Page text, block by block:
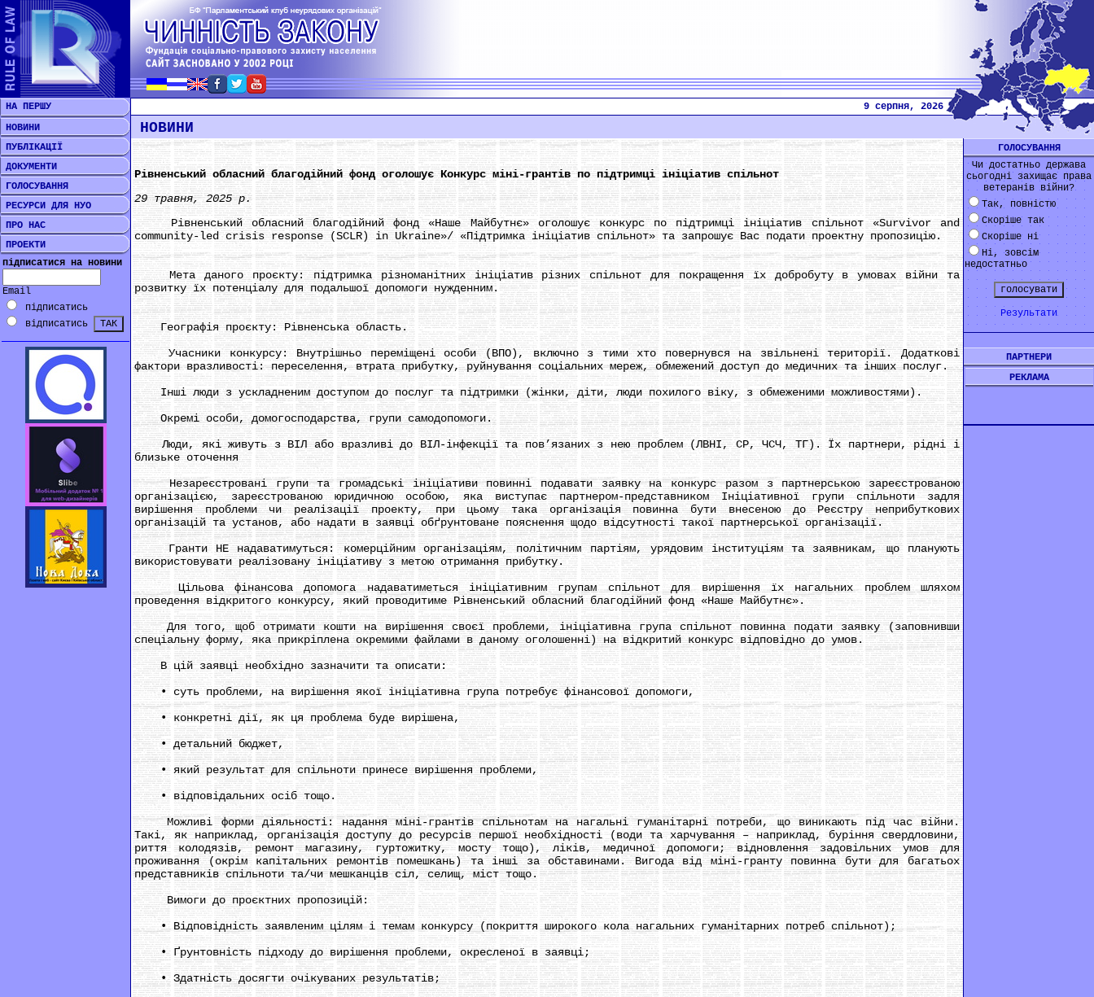
НА ПЕРШУ
9 серпня, 2026
НОВИНИ
ПУБЛІКАЦІЇ
ДОКУМЕНТИ
ГОЛОСУВАННЯ
РЕСУРСИ ДЛЯ НУО
ПРО НАС
ПРОЕКТИ
підписатися на новини
Email
підписатись
відписатись
НОВИНИ
Рівненський обласний благодійний фонд оголошує Конкурс міні-грантів по підтримці ініціатив спільнот
29 травня, 2025 р.
Рівненський обласний благодійний фонд «Наше Майбутнє» оголошує конкурс по підтримці ініціатив спільнот «Survivor and
community-led crisis response (SCLR) in Ukraine»/ «Підтримка ініціатив спільнот» та запрошує Вас подати проектну пропозицію.
Мета даного проєкту: підтримка різноманітних ініціатив різних спільнот для покращення їх добробуту в умовах війни та
розвитку їх потенціалу для подальшої допомоги нужденним.
Географія проєкту: Рівненська область.
Учасники конкурсу: Внутрішньо переміщені особи (ВПО), включно з тими хто повернувся на звільнені території. Додаткові
фактори вразливості: переселення, втрата прибутку, руйнування соціальних мереж, обмежений доступ до медичних та інших послуг.
Інші люди з ускладненим доступом до послуг та підтримки (жінки, діти, люди похилого віку, з обмеженими можливостями).
Окремі особи, домогосподарства, групи самодопомоги.
Люди, які живуть з ВІЛ або вразливі до ВІЛ-інфекції та пов’язаних з нею проблем (ЛВНІ, СР, ЧСЧ, ТГ). Їх партнери, рідні і
близьке оточення
Незареєстровані групи та громадські ініціативи повинні подавати заявку на конкурс разом з партнерською зареєстрованою
організацією, зареєстрованою юридичною особою, яка виступає партнером-представником Ініціативної групи спільноти задля
вирішення проблеми чи реалізації проекту, при цьому така організація повинна бути внесеною до Реєстру неприбуткових
організацій та установ, або надати в заявці обґрунтоване пояснення щодо відсутності такої партнерської організації.
Гранти НЕ надаватимуться: комерційним організаціям, політичним партіям, урядовим інституціям та заявникам, що планують
використовувати реалізовану ініціативу з метою отримання прибутку.
Цільова фінансова допомога надаватиметься ініціативним групам спільнот для вирішення їх нагальних проблем шляхом
проведення відкритого конкурсу, який проводитиме Рівненський обласний благодійний фонд «Наше Майбутнє».
Для того, щоб отримати кошти на вирішення своєї проблеми, ініціативна група спільнот повинна подати заявку (заповнивши
спеціальну форму, яка прикріплена окремими файлами в даному оголошенні) на відкритий конкурс відповідно до умов.
В цій заявці необхідно зазначити та описати:
• суть проблеми, на вирішення якої ініціативна група потребує фінансової допомоги,
• конкретні дії, як ця проблема буде вирішена,
• детальний бюджет,
• який результат для спільноти принесе вирішення проблеми,
• відповідальних осіб тощо.
Можливі форми діяльності: надання міні-грантів спільнотам на нагальні гуманітарні потреби, що виникають під час війни.
Такі, як наприклад, організація доступу до ресурсів першої необхідності (води та харчування – наприклад, буріння свердловини,
риття колодязів, ремонт магазину, гуртожитку, мосту тощо), ліків, медичної допомоги; відновлення задовільних умов для
проживання (окрім капітальних ремонтів помешкань) та інші за обставинами. Вигода від міні-гранту повинна бути для багатьох
представників спільноти та/чи мешканців сіл, селищ, міст тощо.
Вимоги до проєктних пропозицій:
• Відповідність заявленим цілям і темам конкурсу (покриття широкого кола нагальних гуманітарних потреб спільнот);
• Ґрунтовність підходу до вирішення проблеми, окресленої в заявці;
• Здатність досягти очікуваних результатів;
ГОЛОСУВАННЯ
Чи достатньо держава
сьогодні захищає права
ветеранів війни?
Так, повністю
Скоріше так
Скоріше ні
Ні, зовсім
недостатньо
Результати
ПАРТНЕРИ
РЕКЛАМА